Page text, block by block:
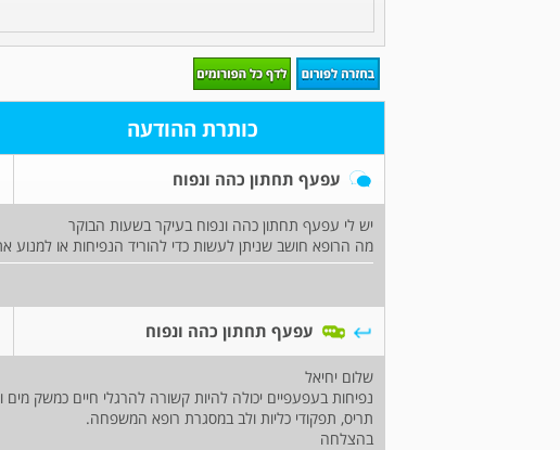
כותרת ההודעה
עפעף תחתון כהה ונפוח
יש לי עפעף תחתון כהה ונפוח בעיקר בשעות הבוקר
מה הרופא חושב שניתן לעשות כדי להוריד הנפיחות או
עפעף תחתון כהה ונפוח
שלום יחיאל
נפיחות בעפעפיים יכולה להיות קשורה להרגלי חיים כמשק
תריס, תפקודי כליות ולב במסגרת רופא המשפחה.
בהצלחה